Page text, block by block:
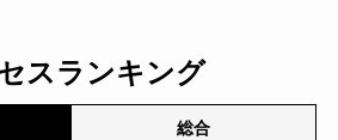
スランキング
総合